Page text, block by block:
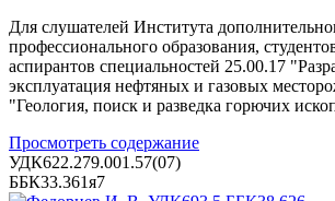
Для слушателей Института
профессионального образования,
аспирантов специальностей 25.00.17
эксплуатация нефтяных и газовых
"Геология, поиск и разведка горючих
Просмотреть содержание
УДК622.279.001.57(07)
ББК33.361я7